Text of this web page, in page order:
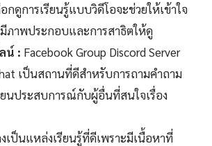
กดูการเรียนรู้แบบวิดีโอจะช่วยให้เข้าใจ
ภาพประกอบและการสาธิตให้ดู
น์ : Facebook Group Discord Server
เป็นสถานที่ดีสำหรับการถามคำถาม
นประสบการณ์กับผู้อื่นที่สนใจเรื่อง
เป็นแหล่งเรียนรู้ที่ดีเพราะมีเนื้อหาที่